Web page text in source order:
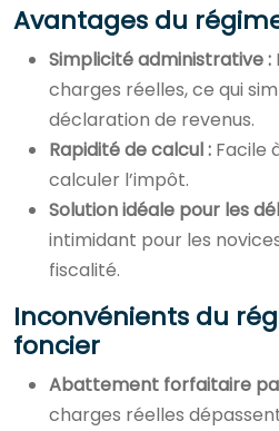
Avantages du
Simplicité administrative :
charges réelles, ce qui
déclaration de revenus.
Rapidité de calcul : Facile
calculer l’impôt.
Solution idéale pour les
intimidant pour les
fiscalité.
Inconvénients du
foncier
Abattement forfaitaire
charges réelles